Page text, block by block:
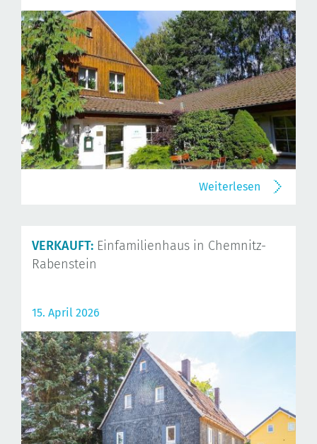
Weiterlesen
VERKAUFT: Einfamilienhaus in Chemnitz-
Rabenstein
15. April 2026